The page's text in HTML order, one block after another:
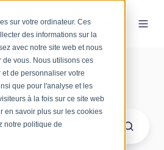
sur votre ordinateur. Ces
des informations sur la
avec notre site web et nous
vous. Nous utilisons ces
de personnaliser votre
que pour l'analyse et les
à la fois sur ce site web
en savoir plus sur les cookies
notre politique de
FR-FR
le blog